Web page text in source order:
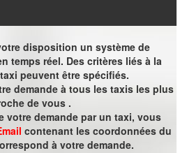
disposition un système de
temps réel. Des critères liés à la
peuvent être spécifiés.
demande à tous les taxis les plus
de vous .
votre demande par un taxi, vous
contenant les coordonnées du
à votre demande.